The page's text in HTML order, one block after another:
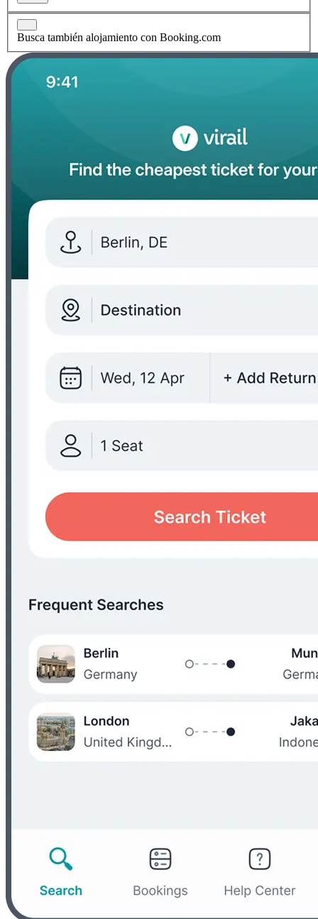
Busca también alojamiento con Booking.com